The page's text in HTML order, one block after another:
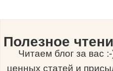
Полезное
Читаем блог за вас
ценных статей и